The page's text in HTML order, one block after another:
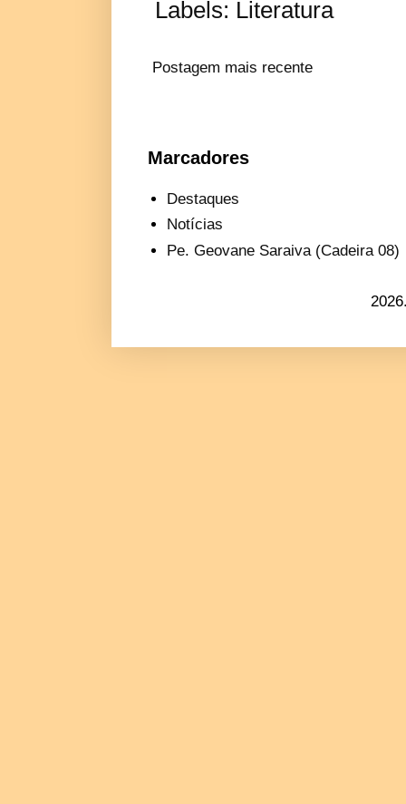
Labels: Literatura
Postagem mais recente
Marcadores
Destaques
Notícias
Pe. Geovane Saraiva (Cadeira 08)